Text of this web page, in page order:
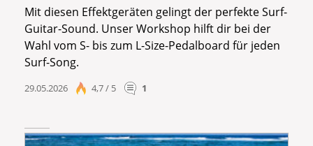
Mit diesen Effektgeräten gelingt der perfekte Surf-
Guitar-Sound. Unser Workshop hilft dir bei der
Wahl vom S- bis zum L-Size-Pedalboard für jeden
Surf-Song.
29.05.2026 4,7 / 5 1